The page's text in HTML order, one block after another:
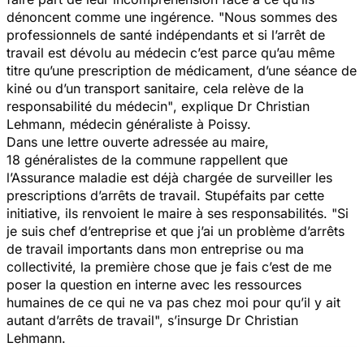
dénoncent comme une ingérence. "Nous sommes des
professionnels de santé indépendants et si l’arrêt de
travail est dévolu au médecin c’est parce qu’au même
titre qu’une prescription de médicament, d’une séance de
kiné ou d’un transport sanitaire, cela relève de la
responsabilité du médecin", explique Dr Christian
Lehmann, médecin généraliste à Poissy.
Dans une lettre ouverte adressée au maire,
18 généralistes de la commune rappellent que
l’Assurance maladie est déjà chargée de surveiller les
prescriptions d’arrêts de travail. Stupéfaits par cette
initiative, ils renvoient le maire à ses responsabilités. "Si
je suis chef d’entreprise et que j’ai un problème d’arrêts
de travail importants dans mon entreprise ou ma
collectivité, la première chose que je fais c’est de me
poser la question en interne avec les ressources
humaines de ce qui ne va pas chez moi pour qu’il y ait
autant d’arrêts de travail", s’insurge Dr Christian
Lehmann.